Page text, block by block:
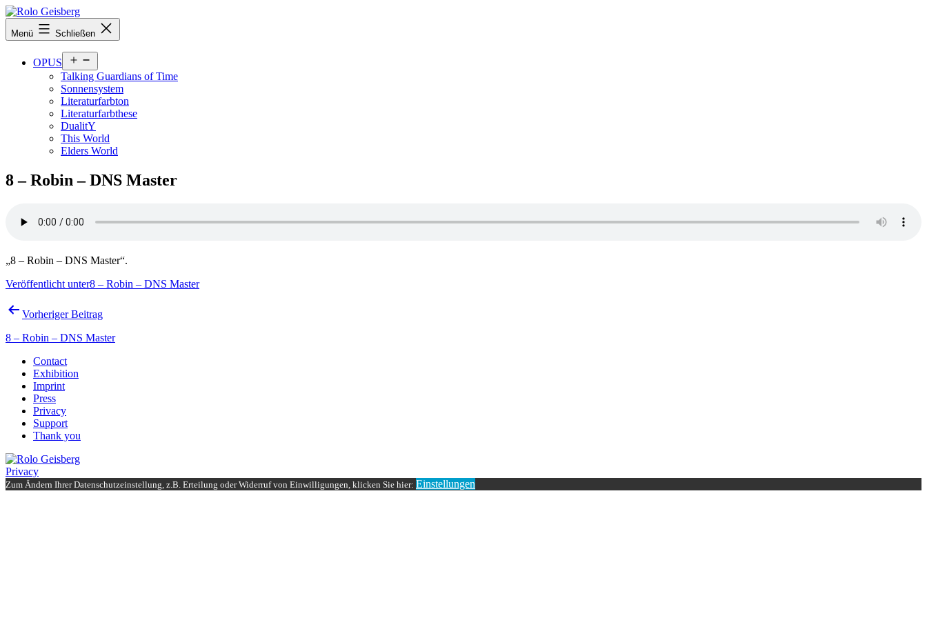
Zum
Inhalt
springen
Rolo
Geisberg
Menü Schließen
OPUS
öffnen
Talking Guardians of Time
Sonnensystem
Literaturfarbton
Literaturfarbthese
DualitY
This World
Elders World
8 – Robin – DNS Master
„8 – Robin – DNS Master“.
Beitragsnavigation
Veröffentlicht unter8 – Robin – DNS Master
Beitragsnavigation
Vorheriger Beitrag
8 – Robin – DNS Master
Contact
Exhibition
Imprint
Press
Privacy
Support
Thank you
Privacy
Zum Ändern Ihrer Datenschutzeinstellung, z.B. Erteilung oder Widerruf von Einwilligungen, klicken Sie hier: Einstellungen